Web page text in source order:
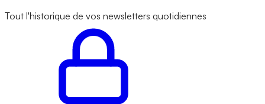
Tout l'historique de vos newsletters quotidiennes